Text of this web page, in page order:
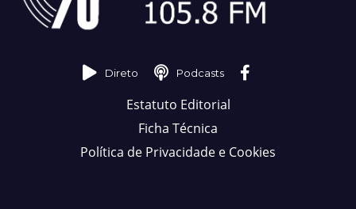
Direto Podcasts
Estatuto Editorial
Ficha Técnica
Política de Privacidade e Cookies